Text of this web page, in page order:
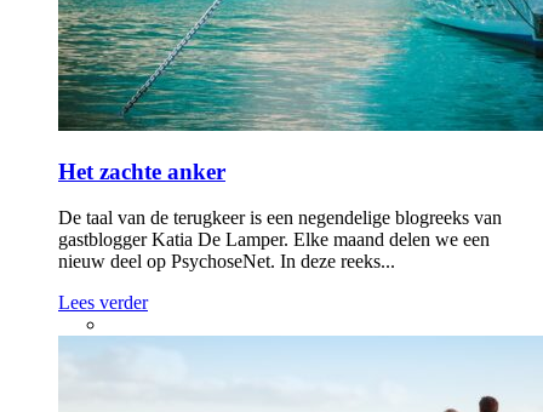
Het zachte anker
De taal van de terugkeer is een negendelige blogreeks van
gastblogger Katia De Lamper. Elke maand delen we een
nieuw deel op PsychoseNet. In deze reeks...
Lees verder